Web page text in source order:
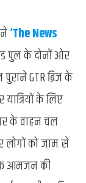
‘The News
पुल के दोनों ओर
GTR ब्रिज के
के लिए
के वाहन चल
लोगों को जाम से
आमजन की